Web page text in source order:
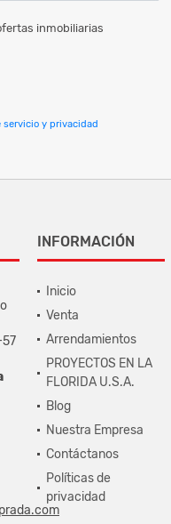
inmobiliarias
servicio y privacidad
INFORMACIÓN
Inicio
Venta
Arrendamientos
PROYECTOS EN LA
FLORIDA U.S.A.
Blog
Nuestra Empresa
Contáctanos
Políticas de
privacidad